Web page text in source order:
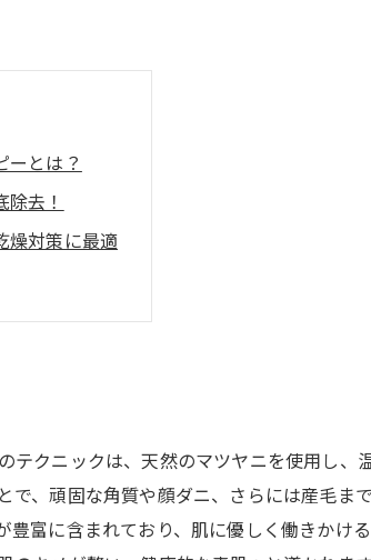
ーとは？
去！
燥対策に最適
方法
総まとめ
テクニックは、天然のマツヤニを使用し、
、頑固な角質や顔ダニ、さらには産毛ま
富に含まれており、肌に優しく働きかけ